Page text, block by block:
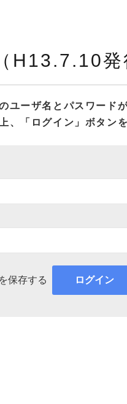
H13.7.10発
ユーザ名とパスワードが
、「ログイン」ボタン
保存する